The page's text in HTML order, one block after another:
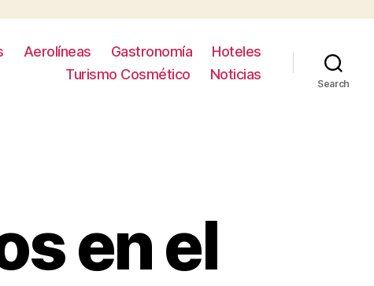
Aerolíneas Gastronomía
Hoteles
Turismo Cosmético
Noticias
Search
en el